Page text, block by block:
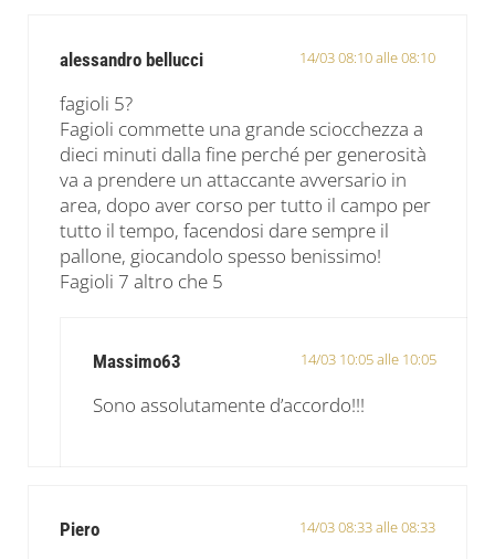
alessandro bellucci 14/03 08:10 alle 08:10
fagioli 5?
Fagioli commette una grande sciocchezza a
dieci minuti dalla fine perché per generosità
va a prendere un attaccante avversario in
area, dopo aver corso per tutto il campo per
tutto il tempo, facendosi dare sempre il
pallone, giocandolo spesso benissimo!
Fagioli 7 altro che 5
Massimo63 14/03 10:05 alle 10:05
Sono assolutamente d’accordo!!!
Piero 14/03 08:33 alle 08:33